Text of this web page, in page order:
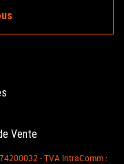
Vente
- TVA IntraComm :